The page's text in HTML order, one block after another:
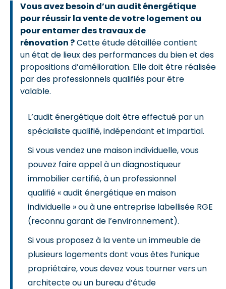
Vous avez besoin d’un audit énergétique
pour réussir la vente de votre logement ou
pour entamer des travaux de
rénovation ?Cette étude détaillée contient
un état de lieux des performances du bien et des
propositions d’amélioration. Elle doit être réalisée
par des professionnels qualifiés pour être
valable.
L’audit énergétique doit être effectué par un
spécialiste qualifié, indépendant et impartial.
Si vous vendez une maison individuelle, vous
pouvez faire appel à un diagnostiqueur
immobilier certifié, à un professionnel
qualifié « audit énergétique en maison
individuelle » ou à une entreprise labellisée RGE
(reconnu garant de l’environnement).
Si vous proposez à la vente un immeuble de
plusieurs logements dont vous êtes l’unique
propriétaire, vous devez vous tourner vers un
architecte ou un bureau d’étude